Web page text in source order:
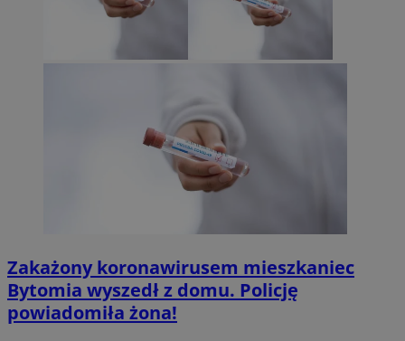
Zakażony koronawirusem mieszkaniec
Bytomia wyszedł z domu. Policję
powiadomiła żona!